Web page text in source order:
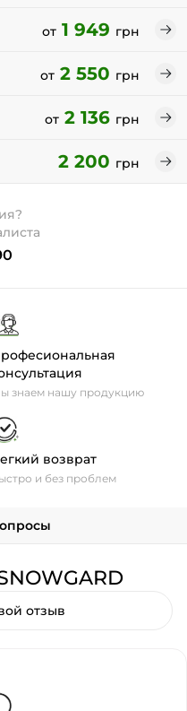
от 1 949 грн
от 2 550 грн
от 2 136 грн
2 200 грн
знаем нашу продукцию
возврат
и без проблем
отзыв